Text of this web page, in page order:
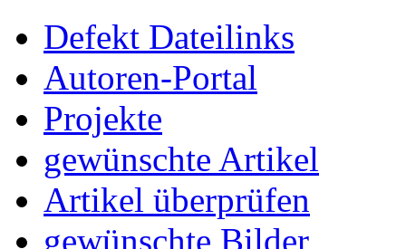
Defekt Dateilinks
Autoren-Portal
Projekte
gewünschte Artikel
Artikel überprüfen
gewünschte Bilder